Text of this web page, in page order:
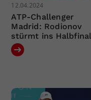
12.04.2024
ATP-Challenger
Madrid: Rodionov
stürmt ins